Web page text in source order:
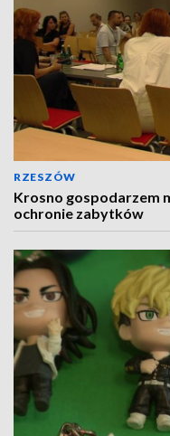
RZESZÓW
Krosno gospodarzem
ochronie zabytków